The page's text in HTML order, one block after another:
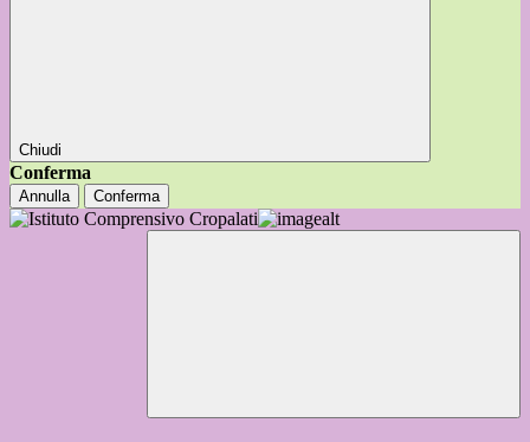
Chiudi
Conferma
Annulla Conferma